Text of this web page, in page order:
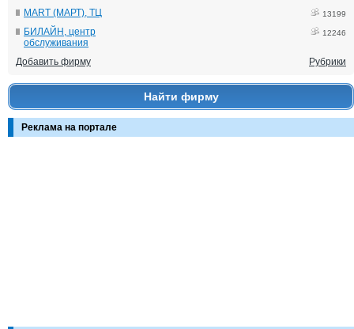
MART (МАРТ), ТЦ 13199
БИЛАЙН, центр
обслуживания
12246
Добавить фирму Рубрики
Найти фирму
Реклама на портале